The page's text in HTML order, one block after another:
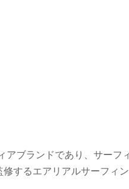
アブランドであり、サーフ
するエアリアルサーフィ